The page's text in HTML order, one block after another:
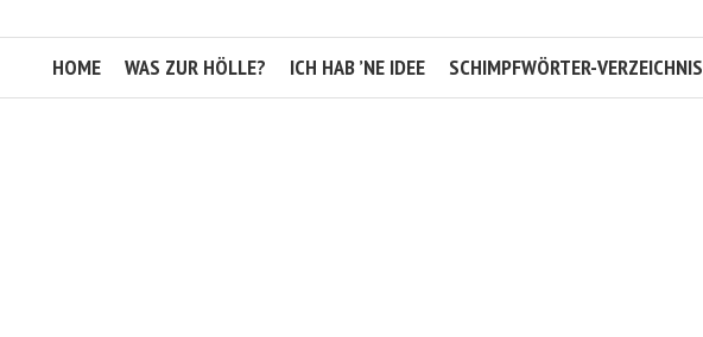
HOME WAS ZUR HÖLLE? ICH HAB ’NE IDEE SCHIMPFWÖRTER-VERZEICHNIS